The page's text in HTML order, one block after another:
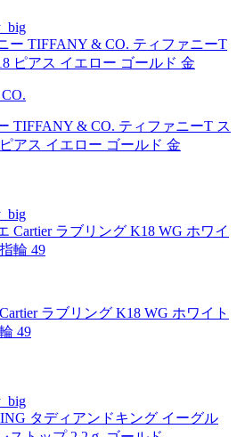
TIFFANY & CO. ティファニーT ス
アス イエロー ゴールド 金
ラブリング K18 WG ホワイト
49